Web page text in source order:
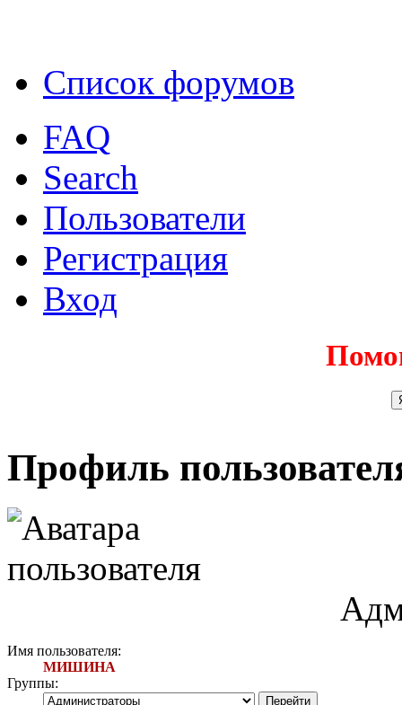
Список форумов
FAQ
Search
Пользователи
Регистрация
Вход
Профиль
Имя пользователя:
МИШИНА
Группы: